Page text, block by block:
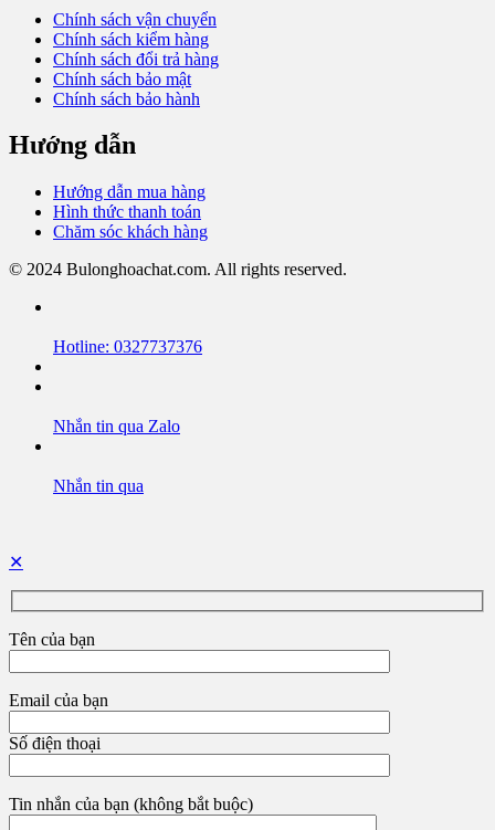
Chính sách vận chuyển
Chính sách kiểm hàng
Chính sách đổi trả hàng
Chính sách bảo mật
Chính sách bảo hành
Hướng dẫn
Hướng dẫn mua hàng
Hình thức thanh toán
Chăm sóc khách hàng
© 2024 Bulonghoachat.com. All rights reserved.
Hotline: 0327737376
Nhắn tin qua Zalo
Nhắn tin qua
✕
Tên của bạn
Email của bạn
Số điện thoại
Tin nhắn của bạn (không bắt buộc)